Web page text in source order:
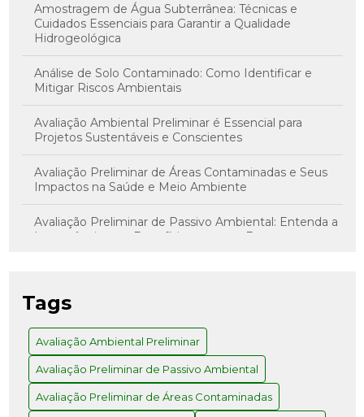
Amostragem de Água Subterrânea: Técnicas e
Cuidados Essenciais para Garantir a Qualidade
Hidrogeológica
Análise de Solo Contaminado: Como Identificar e
Mitigar Riscos Ambientais
Avaliação Ambiental Preliminar é Essencial para
Projetos Sustentáveis e Conscientes
Avaliação Preliminar de Áreas Contaminadas e Seus
Impactos na Saúde e Meio Ambiente
Avaliação Preliminar de Passivo Ambiental: Entenda a
Importância e os Benefícios para sua Empresa
Caminho para Decisões Assertivas
Avaliação Preliminar: Como Realizar e Quais os
Benefícios para Seu Projeto
Tags
Avaliação Ambiental Preliminar
Avaliação Preliminar de Passivo Ambiental
Avaliação Preliminar de Áreas Contaminadas